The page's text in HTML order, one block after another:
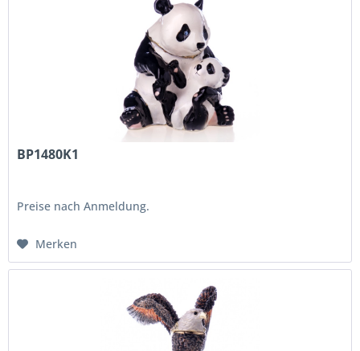
BP1480K1
Preise nach Anmeldung.
Merken